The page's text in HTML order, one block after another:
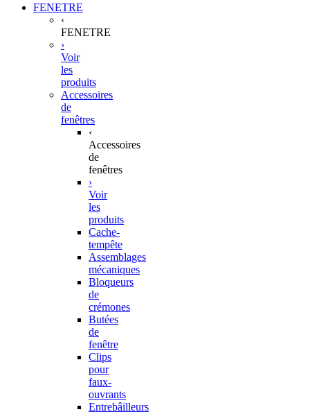
FENETRE
‹
FENETRE
›
Voir
les
produits
Accessoires
de
fenêtres
‹
Accessoires
de
fenêtres
›
Voir
les
produits
Cache-
tempête
Assemblages
mécaniques
Bloqueurs
de
crémones
Butées
de
fenêtre
Clips
pour
faux-
ouvrants
Entrebâilleurs